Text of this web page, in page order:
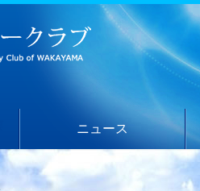
ニュース